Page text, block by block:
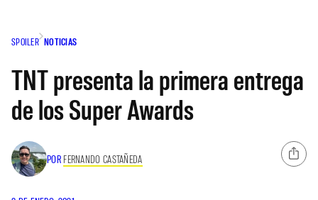
SPOILER NOTICIAS
TNT presenta la primera entrega
de los Super Awards
POR FERNANDO CASTAÑEDA